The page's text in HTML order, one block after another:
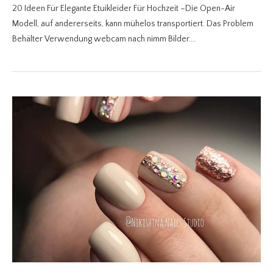
20 Ideen Für Elegante Etuikleider Für Hochzeit –Die Open-Air
Modell, auf andererseits, kann mühelos transportiert. Das Problem
Behälter Verwendung webcam nach nimm Bilder.…